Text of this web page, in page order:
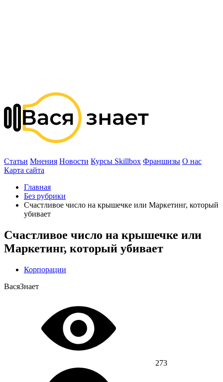
Статьи Мнения Новости Курсы Skillbox Франшизы О нас
Карта сайта
Главная
Без рубрики
Счастливое число на крышечке или Маркетинг, который
убивает
Счастливое число на крышечке или
Маркетинг, который убивает
Корпорации
ВасяЗнает
273